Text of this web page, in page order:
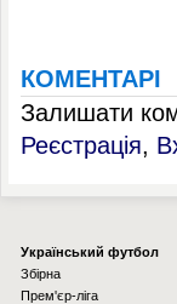
КОМЕНТАРІ
Залишати
Реєстрація,
Українcький футбол
Збірна
Прем'єр-ліга